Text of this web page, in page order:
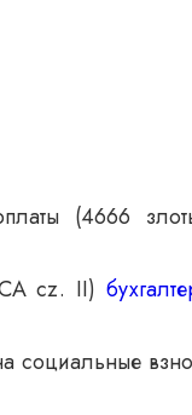
(4666
cz. II)
социальные